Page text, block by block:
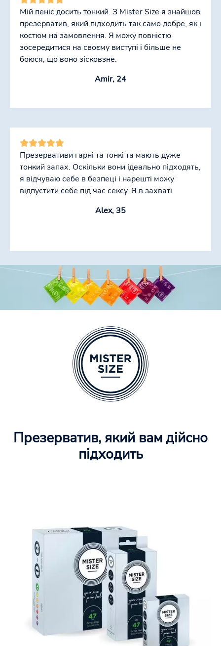
Мій пеніс досить тонкий. З Mister Size я знайшов
презерватив, який підходить так само добре, як і
костюм на замовлення. Я можу повністю
зосередитися на своєму виступі і більше не
боюся, що воно зісковзне.
Amir, 24
Презервативи гарні та тонкі та мають дуже
тонкий запах. Оскільки вони ідеально підходять,
я відчуваю себе в безпеці і нарешті можу
відпустити себе під час сексу. Я в захваті.
Alex, 35
Презерватив, який вам дійсно
підходить